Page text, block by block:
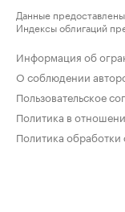
Данные
Индексы облигаций
Информация об
О соблюдении
Пользовательское
Политика в
Политика